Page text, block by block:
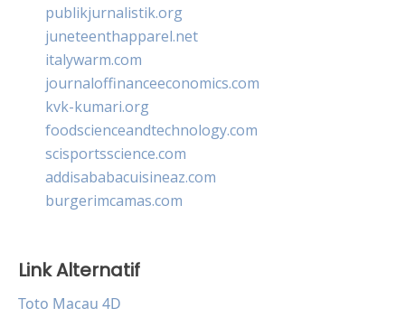
publikjurnalistik.org
juneteenthapparel.net
italywarm.com
journaloffinanceeconomics.com
kvk-kumari.org
foodscienceandtechnology.com
scisportsscience.com
addisababacuisineaz.com
burgerimcamas.com
Link Alternatif
Toto Macau 4D